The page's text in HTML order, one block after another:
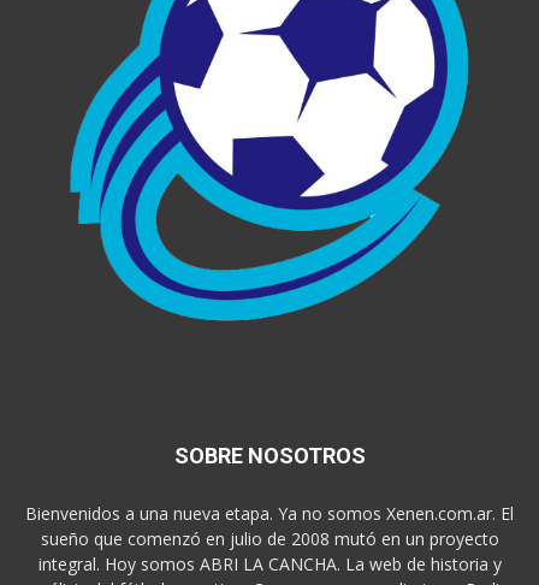
SOBRE NOSOTROS
Bienvenidos a una nueva etapa. Ya no somos Xenen.com.ar. El
sueño que comenzó en julio de 2008 mutó en un proyecto
integral. Hoy somos ABRI LA CANCHA. La web de historia y